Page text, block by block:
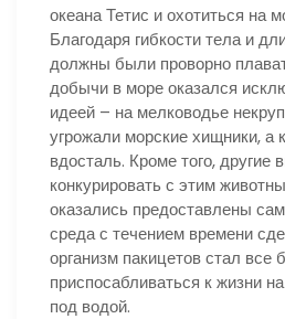
океана Тетис и охотиться на
Благодаря гибкости тела и
должны были проворно
добычи в море оказался
идеей – на мелководье
угрожали морские хищники,
вдосталь. Кроме того, другие
конкурировать с этим
оказались предоставлены
среда с течением времени
организм пакицетов стал
приспосабливаться к жизни
под водой.